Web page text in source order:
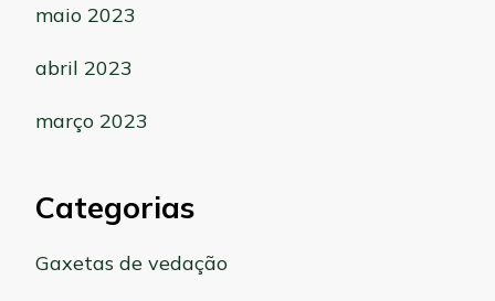
maio 2023
abril 2023
março 2023
Categorias
Gaxetas de vedação